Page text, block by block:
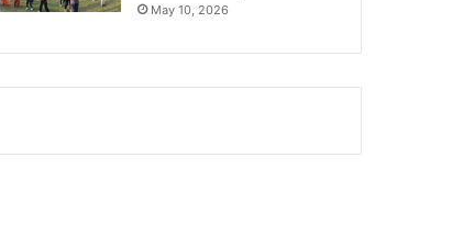
May 10, 2026